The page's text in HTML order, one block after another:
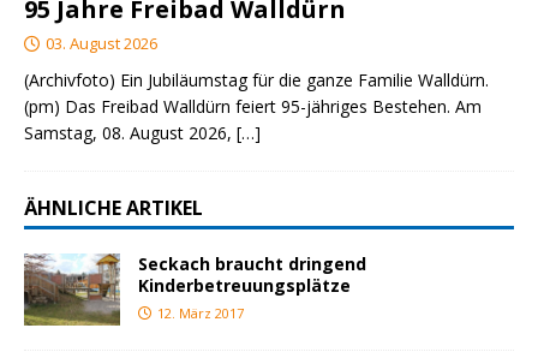
95 Jahre Freibad Walldürn
03. August 2026
(Archivfoto) Ein Jubiläumstag für die ganze Familie Walldürn.
(pm) Das Freibad Walldürn feiert 95-jähriges Bestehen. Am
Samstag, 08. August 2026, […]
ÄHNLICHE ARTIKEL
Seckach braucht dringend
Kinderbetreuungsplätze
12. März 2017